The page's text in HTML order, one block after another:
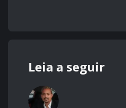
Leia a seguir